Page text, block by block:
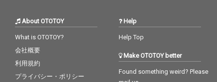
About OTOTOY
What is OTOTOY?
会社概要
利用規約
プライバシー・ポリシー
Help
Help Top
Make OTOTOY better
Found something weird? Please